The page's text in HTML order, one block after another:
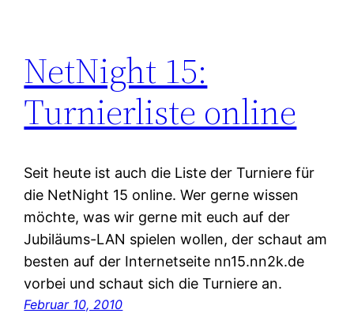
NetNight 15:
Turnierliste online
Seit heute ist auch die Liste der Turniere für
die NetNight 15 online. Wer gerne wissen
möchte, was wir gerne mit euch auf der
Jubiläums-LAN spielen wollen, der schaut am
besten auf der Internetseite nn15.nn2k.de
vorbei und schaut sich die Turniere an.
Februar 10, 2010